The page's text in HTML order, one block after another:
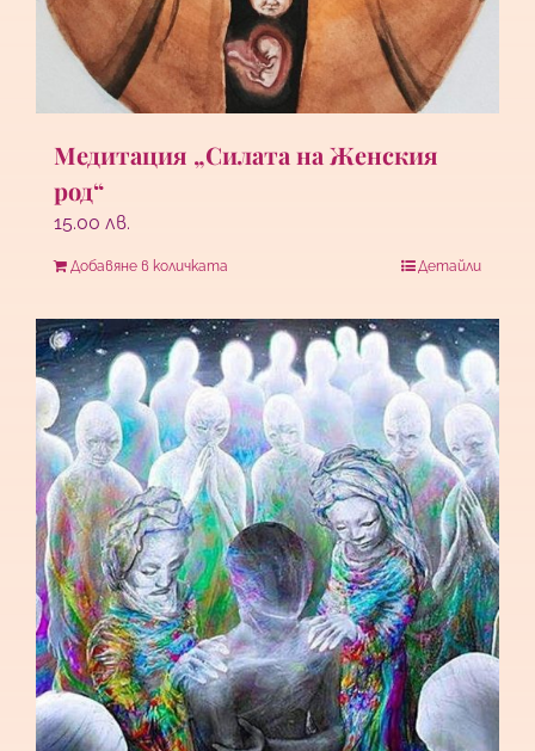
Медитация „Силата на Женския
род“
15.00 лв.
Добавяне в количката Детайли